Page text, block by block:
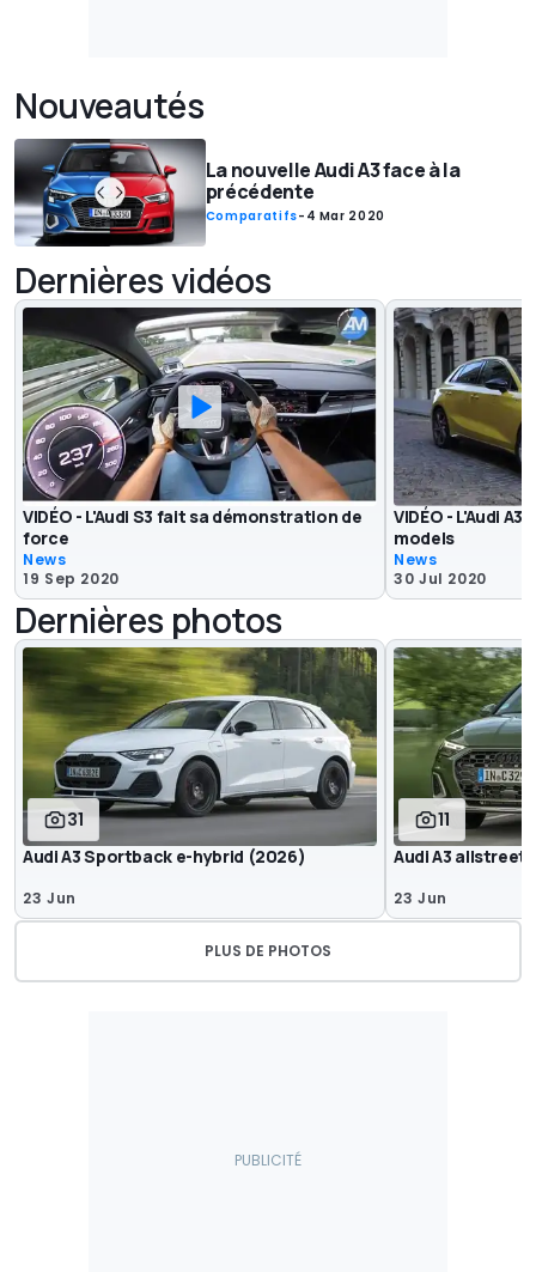
Nouveautés
La nouvelle Audi A3 face à la
précédente
Comparatifs- 4 Mar 2020
Dernières vidéos
VIDÉO - L'Audi S3 fait sa démonstration de
force
News
19 Sep 2020
VIDÉO - L'Audi
models
News
30 Jul 2020
Dernières photos
31
Audi A3 Sportback e-hybrid (2026)
23 Jun
11
Audi A3 allstreet
23 Jun
PLUS DE PHOTOS